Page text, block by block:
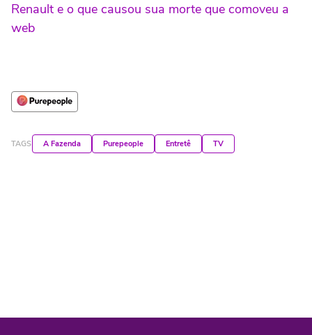
Renault e o que causou sua morte que comoveu a
web
TAGS A Fazenda Purepeople Entretê TV